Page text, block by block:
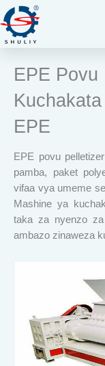
Skip
to
content
EPE
EPE
EPE povu
pamba, paket
vifaa vya umeme
Mashine ya
taka za nyenzo
ambazo zinaweza